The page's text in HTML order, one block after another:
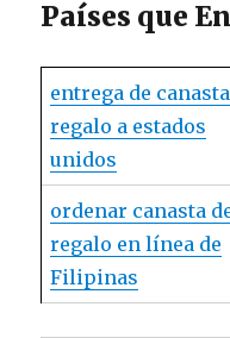
Países que
entrega de
regalo a estados
unidos
ordenar canasta
regalo en línea de
Filipinas